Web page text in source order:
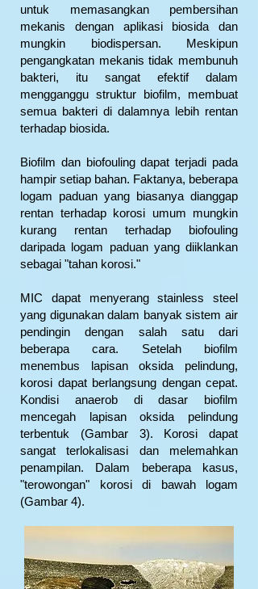
untuk memasangkan pembersihan
mekanis dengan aplikasi biosida dan
mungkin biodispersan. Meskipun
pengangkatan mekanis tidak membunuh
bakteri, itu sangat efektif dalam
mengganggu struktur biofilm, membuat
semua bakteri di dalamnya lebih rentan
terhadap biosida.
Biofilm dan biofouling dapat terjadi pada
hampir setiap bahan. Faktanya, beberapa
logam paduan yang biasanya dianggap
rentan terhadap korosi umum mungkin
kurang rentan terhadap biofouling
daripada logam paduan yang diiklankan
sebagai "tahan korosi."
MIC dapat menyerang stainless steel
yang digunakan dalam banyak sistem air
pendingin dengan salah satu dari
beberapa cara. Setelah biofilm
menembus lapisan oksida pelindung,
korosi dapat berlangsung dengan cepat.
Kondisi anaerob di dasar biofilm
mencegah lapisan oksida pelindung
terbentuk (Gambar 3). Korosi dapat
sangat terlokalisasi dan melemahkan
penampilan. Dalam beberapa kasus,
"terowongan" korosi di bawah logam
(Gambar 4).